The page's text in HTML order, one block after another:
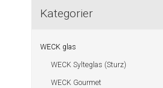
Kategorier
WECK glas
WECK Sylteglas (Sturz)
WECK Gourmet